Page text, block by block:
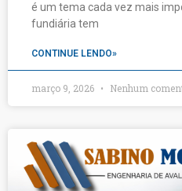
é um tema cada vez mais
fundiária tem
CONTINUE LENDO»
março 9, 2026 Nenhum